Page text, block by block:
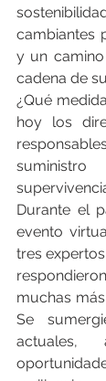
cambiantes
y un
cadena de
¿Qué
hoy los
Durante el
evento
tres
muchas
Se